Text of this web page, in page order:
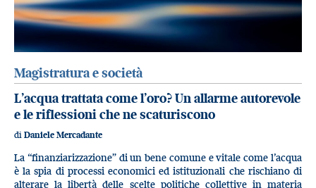
Magistratura e società
L’acqua trattata come l’oro? Un allarme autorevole
e le riflessioni che ne scaturiscono
di Daniele Mercadante
La “finanziarizzazione” di un bene comune e vitale come l’acqua
è la spia di processi economici ed istituzionali che rischiano di
alterare la libertà delle scelte politiche collettive in materia